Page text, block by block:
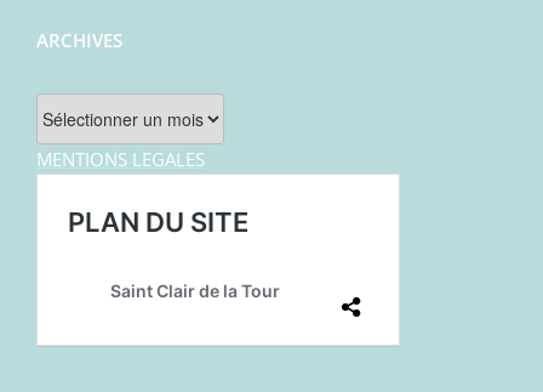
ARCHIVES
Archives
MENTIONS LEGALES